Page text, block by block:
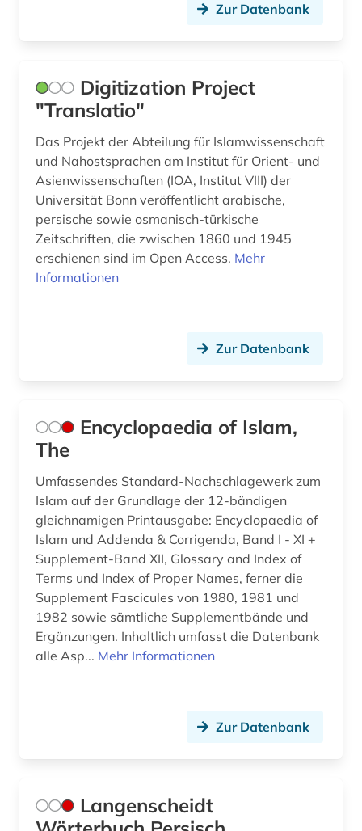
Zur Datenbank
Digitization Project
"Translatio"
Das Projekt der Abteilung für Islamwissenschaft
und Nahostsprachen am Institut für Orient- und
Asienwissenschaften (IOA, Institut VIII) der
Universität Bonn veröffentlicht arabische,
persische sowie osmanisch-türkische
Zeitschriften, die zwischen 1860 und 1945
erschienen sind im Open Access. Mehr
Informationen
Zur Datenbank
Encyclopaedia of Islam,
The
Umfassendes Standard-Nachschlagewerk zum
Islam auf der Grundlage der 12-bändigen
gleichnamigen Printausgabe: Encyclopaedia of
Islam und Addenda & Corrigenda, Band I - XI +
Supplement-Band XII, Glossary and Index of
Terms und Index of Proper Names, ferner die
Supplement Fascicules von 1980, 1981 und
1982 sowie sämtliche Supplementbände und
Ergänzungen. Inhaltlich umfasst die Datenbank
alle Asp... Mehr Informationen
Zur Datenbank
Langenscheidt